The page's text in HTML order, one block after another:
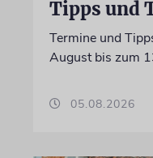
Tipps und
Termine und
August bis zum
05.08.2026